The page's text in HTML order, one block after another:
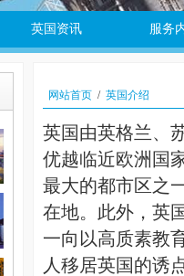
英国资讯 服务
网站首页 / 英国介绍
英国由英格兰、
优越临近欧洲国
最大的都市区之
在地。此外，英
一向以高质素教
人移居英国的诱